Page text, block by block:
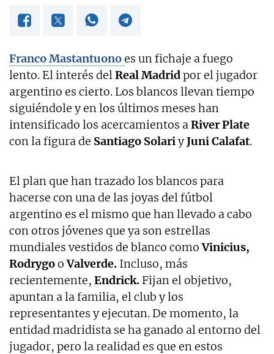
Franco Mastantuonoes un fichaje a fuego
lento. El interés delReal Madridpor el jugador
argentino es cierto. Los blancos llevan tiempo
siguiéndole y en los últimos meses han
intensificado los acercamientos aRiver Plate
con la figura de Santiago SolariyJuni Calafat.
El plan que han trazado los blancos para
hacerse con una de las joyas del fútbol
argentino es el mismo que han llevado a cabo
con otros jóvenes que ya son estrellas
mundiales vestidos de blanco comoVinicius,
RodrygooValverde. Incluso, más
recientemente, Endrick.Fijan el objetivo,
apuntan a la familia, el club y los
representantes y ejecutan. De momento, la
entidad madridista se ha ganado al entorno del
jugador, pero la realidad es que en estos